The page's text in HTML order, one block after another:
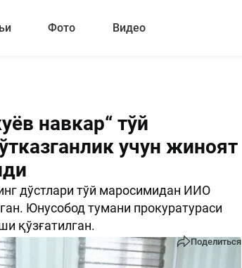
Фото Видео
навкар“ тўй
учун жиноят
дўстлари тўй маросимидан ИИО
Юнусобод тумани прокуратураси
қўзғатилган.
Поделиться